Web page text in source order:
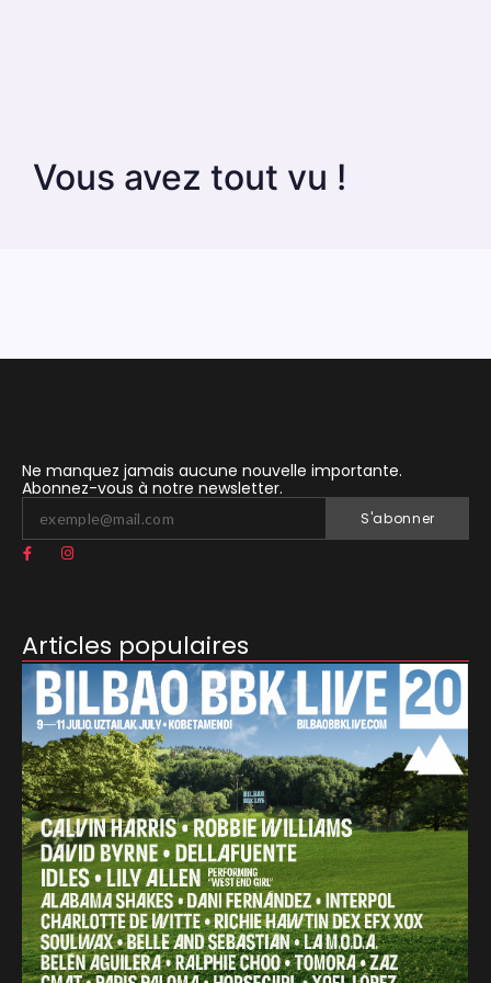
Vous avez tout vu !
Ne manquez jamais aucune nouvelle importante.
Abonnez-vous à notre newsletter.
S'abonner
Articles populaires